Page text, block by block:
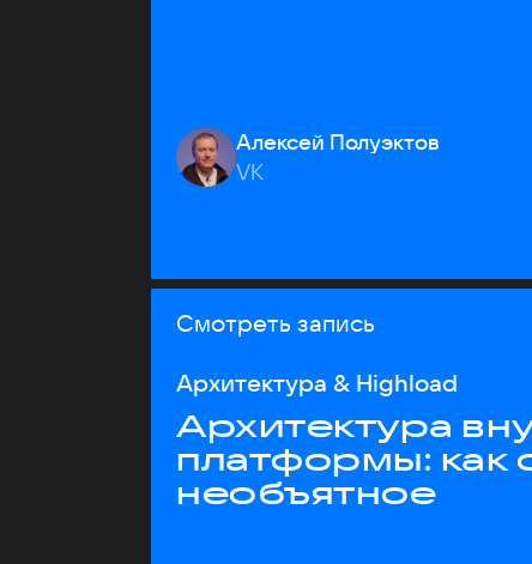
Алексей Полуэктов
VK
Смотреть запись
Архитектура & Highload
Архитектура
платформы: как
необъятное